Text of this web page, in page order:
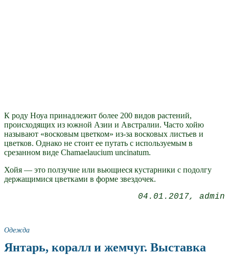
К роду Ноуа принадлежит более 200 видов растений,
происходящих из южной Азии и Австралии. Часто хойю
называют «восковым цветком» из-за восковых листьев и
цветков. Однако не стоит ее путать с используемым в
срезанном виде Chamaelaucium uncinatum.
Хойя — это ползучие или вьющиеся кустарники с подолгу
держащимися цветками в форме звездочек.
04.01.2017 admin
Одежда
Янтарь, коралл и жемчуг. Выставка